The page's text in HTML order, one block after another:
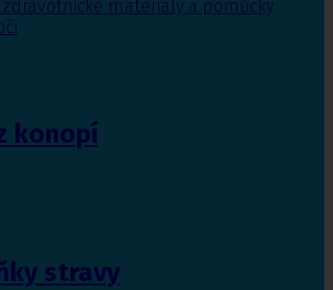
materiály a pomůcky
konopí
stravy